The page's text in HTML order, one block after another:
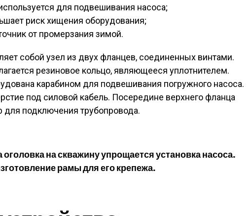
для подвешивания насоса;
риск хищения оборудования;
от промерзания зимой.
собой узел из двух фланцев, соединенных винтами.
резиновое кольцо, являющееся уплотнителем.
карабином для подвешивания погружного насоса.
под силовой кабель. Посередине верхнего фланца
для подключения трубопровода.
на скважину упрощается установка насоса.
рамы для его крепежа.